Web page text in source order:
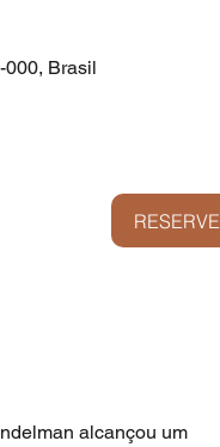
000, Brasil
alcançou um
RESERVE